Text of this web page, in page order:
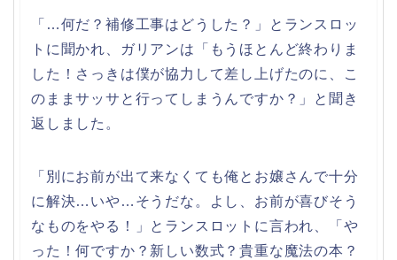
「…何だ？補修工事はどうした？」とランスロッ
トに聞かれ、ガリアンは「もうほとんど終わりま
した！さっきは僕が協力して差し上げたのに、こ
のままサッサと行ってしまうんですか？」と聞き
返しました。
「別にお前が出て来なくても俺とお嬢さんで十分
に解決…いや…そうだな。よし、お前が喜びそう
なものをやる！」とランスロットに言われ、「や
った！何ですか？新しい数式？貴重な魔法の本？